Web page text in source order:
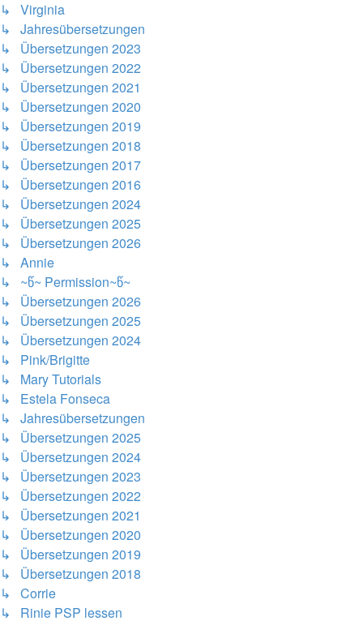
↳ Virginia
↳ Jahresübersetzungen
↳ Übersetzungen 2023
↳ Übersetzungen 2022
↳ Übersetzungen 2021
↳ Übersetzungen 2020
↳ Übersetzungen 2019
↳ Übersetzungen 2018
↳ Übersetzungen 2017
↳ Übersetzungen 2016
↳ Übersetzungen 2024
↳ Übersetzungen 2025
↳ Übersetzungen 2026
↳ Annie
↳ ~წ~ Permission~წ~
↳ Übersetzungen 2026
↳ Übersetzungen 2025
↳ Übersetzungen 2024
↳ Pink/Brigitte
↳ Mary Tutorials
↳ Estela Fonseca
↳ Jahresübersetzungen
↳ Übersetzungen 2025
↳ Übersetzungen 2024
↳ Übersetzungen 2023
↳ Übersetzungen 2022
↳ Übersetzungen 2021
↳ Übersetzungen 2020
↳ Übersetzungen 2019
↳ Übersetzungen 2018
↳ Corrie
↳ Rinie PSP lessen